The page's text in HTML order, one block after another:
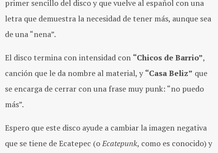
primer sencillo del disco y que vuelve al español con una
letra que demuestra la necesidad de tener más, aunque sea
de una “nena”.
El disco termina con intensidad con “Chicos de Barrio”,
canción que le da nombre al material, y “Casa Beliz” que
se encarga de cerrar con una frase muy punk: “no puedo
más”.
Espero que este disco ayude a cambiar la imagen negativa
que se tiene de Ecatepec (oEcatepunk, como es conocido) y